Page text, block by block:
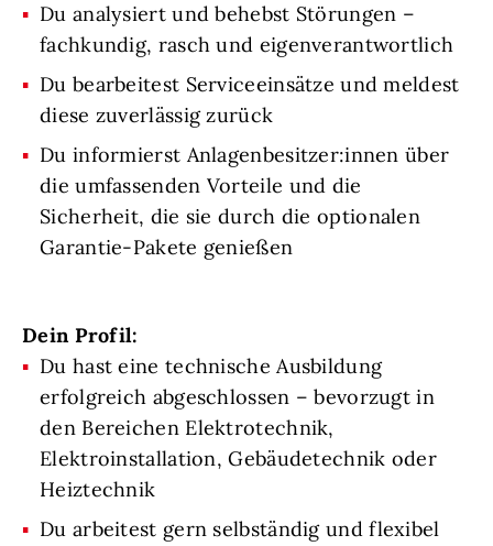
Du analysiert und behebst Störungen –
fachkundig, rasch und eigenverantwortlich
Du bearbeitest Serviceeinsätze und meldest
diese zuverlässig zurück
Du informierst Anlagenbesitzer:innen über
die umfassenden Vorteile und die
Sicherheit, die sie durch die optionalen
Garantie-Pakete genießen
Dein Profil:
Du hast eine technische Ausbildung
erfolgreich abgeschlossen – bevorzugt in
den Bereichen Elektrotechnik,
Elektroinstallation, Gebäudetechnik oder
Heiztechnik
Du arbeitest gern selbständig und flexibel